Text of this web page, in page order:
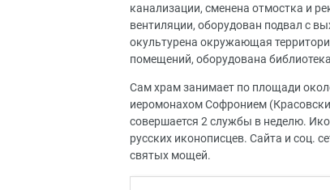
канализации, сменена отмостка и
вентиляции, оборудован подвал с
окультурена окружающая
помещений, оборудована
Сам храм занимает по площади
иеромонахом Софронием
совершается 2 службы в неделю.
русских иконописцев. Сайта и соц.
святых мощей.